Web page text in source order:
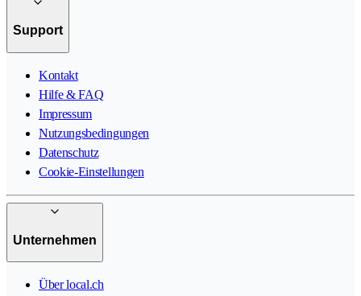
Support
Kontakt
Hilfe & FAQ
Impressum
Nutzungsbedingungen
Datenschutz
Cookie-Einstellungen
Unternehmen
Über local.ch